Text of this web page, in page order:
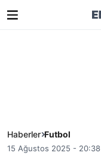
Haberler Futbol
15 Ağustos 2025 - 20:38